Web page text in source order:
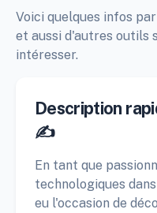
Voici quelques infos
et aussi d'autres outils
intéresser.
Description
✍️
En tant que
technologiques
eu l'occasion de